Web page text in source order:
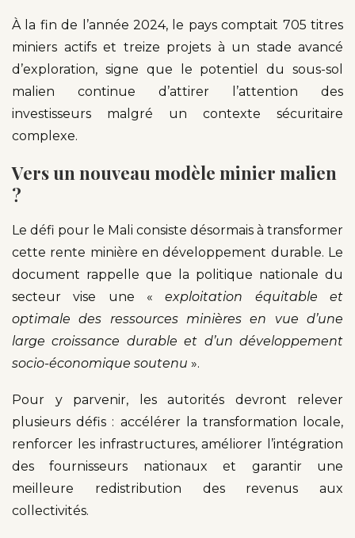
À la fin de l’année 2024, le pays comptait 705 titres
miniers actifs et treize projets à un stade avancé
d’exploration, signe que le potentiel du sous-sol
malien continue d’attirer l’attention des
investisseurs malgré un contexte sécuritaire
complexe.
Vers un nouveau modèle minier malien
?
Le défi pour le Mali consiste désormais à transformer
cette rente minière en développement durable. Le
document rappelle que la politique nationale du
secteur vise une «exploitation équitable et
optimale des ressources minières en vue d’une
large croissance durable et d’un développement
socio-économique soutenu ».
Pour y parvenir, les autorités devront relever
plusieurs défis : accélérer la transformation locale,
renforcer les infrastructures, améliorer l’intégration
des fournisseurs nationaux et garantir une
meilleure redistribution des revenus aux
collectivités.